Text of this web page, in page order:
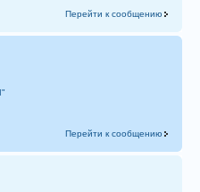
Перейти к сообщению
Перейти к сообщению